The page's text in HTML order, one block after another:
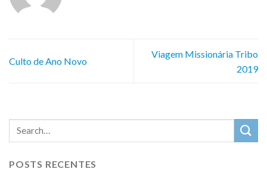
Culto de Ano Novo
Viagem Missionária Tribo
2019
POSTS RECENTES